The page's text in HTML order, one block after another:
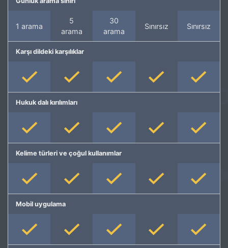
1 arama
5
arama
30
arama
Sınırsız Sınırsız
Karşı dildeki karşılıklar
Hukuk dalı kırılımları
Kelime türleri ve çoğul kullanımlar
Mobil uygulama